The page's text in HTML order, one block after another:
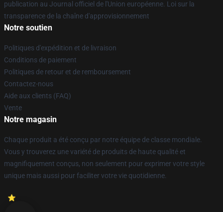
publication au Journal officiel de l'Union européenne. Loi sur la
transparence de la chaîne d'approvisionnement
Notre soutien
Politiques d'expédition et de livraison
Conditions de paiement
Politiques de retour et de remboursement
Contactez-nous
Aide aux clients (FAQ)
Vente
Notre magasin
Chaque produit a été conçu par notre équipe de classe mondiale.
Vous y trouverez une variété de produits de haute qualité et
magnifiquement conçus, non seulement pour exprimer votre style
unique mais aussi pour faciliter votre vie quotidienne.